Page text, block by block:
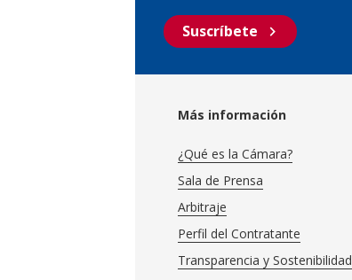
Suscríbete chevron_right
Más información
¿Qué es la Cámara?
Sala de Prensa
Arbitraje
Perfil del Contratante
Transparencia y Sostenibilidad